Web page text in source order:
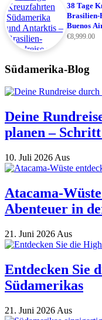
38 Tage
Brasilien-
Buenos
All
€8,999.00
Südamerika-Blog
Deine
planen –
10. Juli 2026 Aus
Atacama-
Abenteuer in
21. Juni 2026 Aus
Entdecken Sie
Südamerikas
21. Juni 2026 Aus